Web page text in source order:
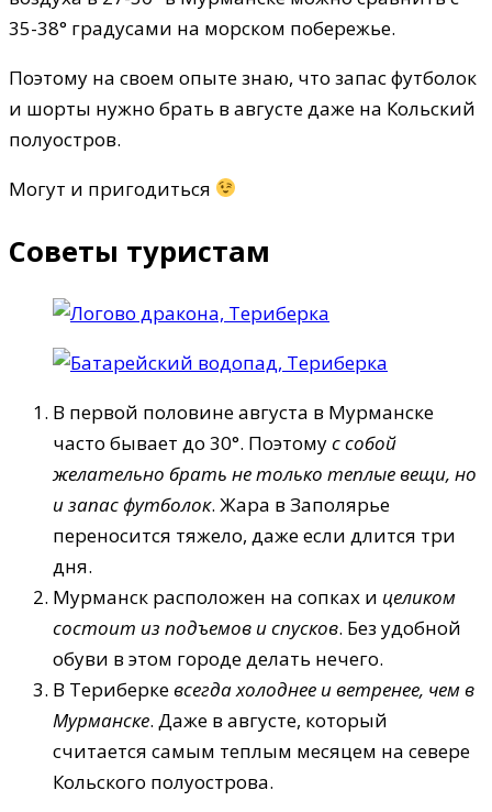
35-38° градусами на морском побережье.
Поэтому на своем опыте знаю, что запас футболок
и шорты нужно брать в августе даже на Кольский
полуостров.
Могут и пригодиться
Советы туристам
В первой половине августа в Мурманске
часто бывает до 30°. Поэтомус собой
желательно брать не только теплые вещи, но
и запас футболок. Жара в Заполярье
переносится тяжело, даже если длится три
дня.
Мурманск расположен на сопках и целиком
состоит из подъемов и спусков. Без удобной
обуви в этом городе делать нечего.
В Териберкевсегда холоднее и ветренее, чем в
Мурманске. Даже в августе, который
считается самым теплым месяцем на севере
Кольского полуострова.